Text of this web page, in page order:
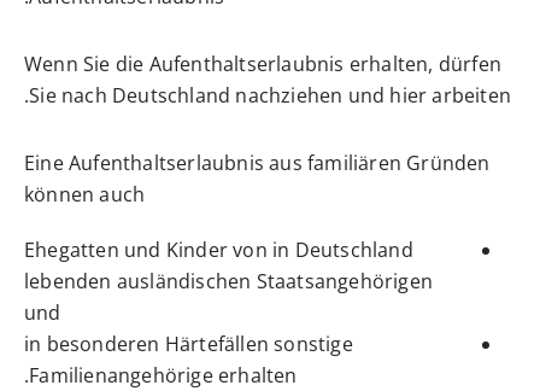
Wenn Sie die Aufenthaltserlaubnis erhalten, dürfen
Sie nach Deutschland nachziehen und hier arbeiten.
Eine Aufenthaltserlaubnis aus familiären Gründen
können auch
Ehegatten und Kinder von in Deutschland
lebenden ausländischen Staatsangehörigen
und
in besonderen Härtefällensonstige
Familienangehörigeerhalten.